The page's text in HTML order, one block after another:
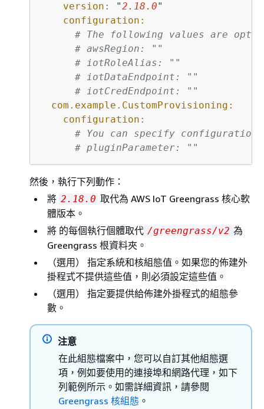
version:
"2.18.0"
configuration:
# The following values are
# awsRegion: ""
# iotRoleAlias: ""
# iotDataEndpoint: ""
# iotCredEndpoint: ""
com.example.CustomProvisioning:
configuration:
# You can specify
# pluginParameter: ""
然後，執行下列動作：
將 2.18.0 取代為 AWS IoT Greengrass 核心軟
體版本。
將 的每個執行個體取代 /greengrass/v2 為
Greengrass 根資料夾。
（選用） 指定系統和核組態值。如果您的佈建外
掛程式不提供這些值，則必須設定這些值。
（選用） 指定要提供給佈建外掛程式的組態參
數。
注意
在此組態檔案中，您可以自訂其他組態選
項，例如要使用的連接埠和網路代理，如下
列範例所示。如需詳細資訊，請參閱
Greengrass 核組態 。